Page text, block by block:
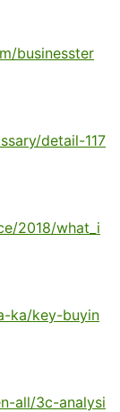
businesster
detail-117
2018/what_i
ka/key-buyin
all/3c-analysi